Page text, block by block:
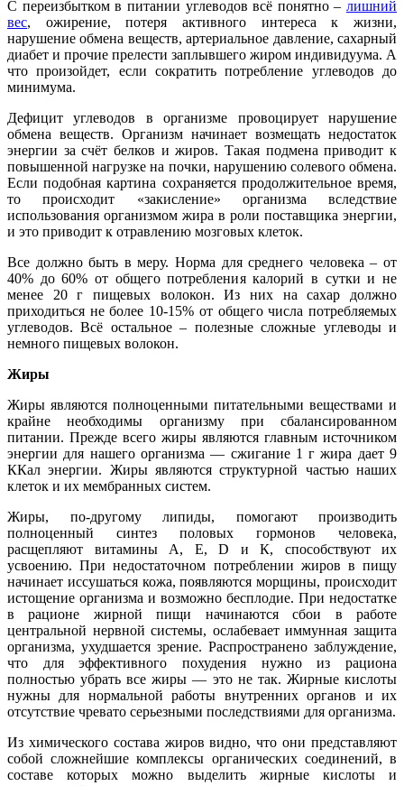
С переизбытком в питании углеводов всё понятно – лишний
вес, ожирение, потеря активного интереса к жизни,
нарушение обмена веществ, артериальное давление, сахарный
диабет и прочие прелести заплывшего жиром индивидуума. А
что произойдет, если сократить потребление углеводов до
минимума.
Дефицит углеводов в организме провоцирует нарушение
обмена веществ. Организм начинает возмещать недостаток
энергии за счёт белков и жиров. Такая подмена приводит к
повышенной нагрузке на почки, нарушению солевого обмена.
Если подобная картина сохраняется продолжительное время,
то происходит «закисление» организма вследствие
использования организмом жира в роли поставщика энергии,
и это приводит к отравлению мозговых клеток.
Все должно быть в меру. Норма для среднего человека – от
40% до 60% от общего потребления калорий в сутки и не
менее 20 г пищевых волокон. Из них на сахар должно
приходиться не более 10-15% от общего числа потребляемых
углеводов. Всё остальное – полезные сложные углеводы и
немного пищевых волокон.
Жиры
Жиры являются полноценными питательными веществами и
крайне необходимы организму при сбалансированном
питании. Прежде всего жиры являются главным источником
энергии для нашего организма — сжигание 1 г жира дает 9
ККал энергии. Жиры являются структурной частью наших
клеток и их мембранных систем.
Жиры, по-другому липиды, помогают производить
полноценный синтез половых гормонов человека,
расщепляют витамины А, Е, D и К, способствуют их
усвоению. При недостаточном потреблении жиров в пищу
начинает иссушаться кожа, появляются морщины, происходит
истощение организма и возможно бесплодие. При недостатке
в рационе жирной пищи начинаются сбои в работе
центральной нервной системы, ослабевает иммунная защита
организма, ухудшается зрение. Распространено заблуждение,
что для эффективного похудения нужно из рациона
полностью убрать все жиры — это не так. Жирные кислоты
нужны для нормальной работы внутренних органов и их
отсутствие чревато серьезными последствиями для организма.
Из химического состава жиров видно, что они представляют
собой сложнейшие комплексы органических соединений, в
составе которых можно выделить жирные кислоты и